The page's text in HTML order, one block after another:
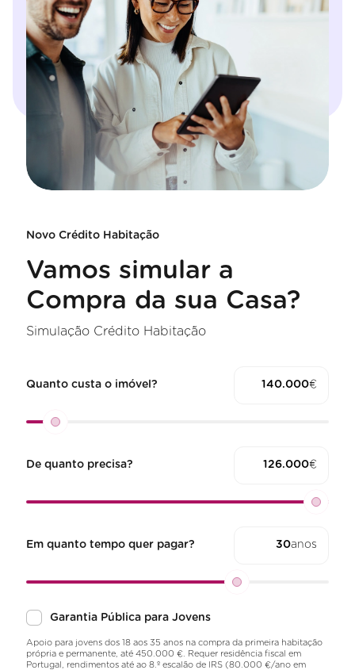
Novo Crédito Habitação
Vamos simular a
Compra da sua Casa?
Simulação Crédito Habitação
Quanto custa o imóvel? €
De quanto precisa? €
Em quanto tempo quer pagar? anos
Garantia Pública para Jovens
Apoio para jovens dos 18 aos 35 anos na compra da primeira habitação
própria e permanente, até 450.000 €. Requer residência fiscal em
Portugal, rendimentos até ao 8.º escalão de IRS (80.000 €/ano em